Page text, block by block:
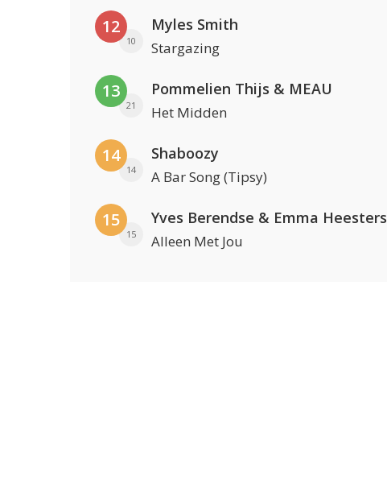
12
10
Myles Smith
Stargazing
13
21
Pommelien Thijs & MEAU
Het Midden
14
14
Shaboozy
A Bar Song (Tipsy)
15
15
Yves Berendse & Emma Heesters
Alleen Met Jou